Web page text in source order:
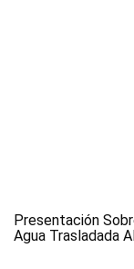
Presentación
Agua Trasladada